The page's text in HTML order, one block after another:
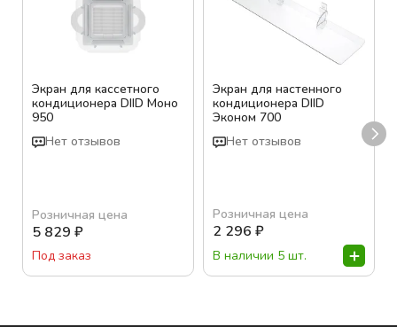
Экран для кассетного
кондиционера DIID Моно
950
Нет отзывов
Розничная цена
5 829 ₽
Под заказ
Экран для настенного
кондиционера DIID
Эконом 700
Нет отзывов
Розничная цена
2 296 ₽
В наличии 5 шт.